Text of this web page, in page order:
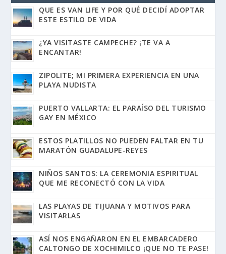
QUE ES VAN LIFE Y POR QUÉ DECIDÍ ADOPTAR
ESTE ESTILO DE VIDA
¿YA VISITASTE CAMPECHE? ¡TE VA A
ENCANTAR!
ZIPOLITE; MI PRIMERA EXPERIENCIA EN UNA
PLAYA NUDISTA
PUERTO VALLARTA: EL PARAÍSO DEL TURISMO
GAY EN MÉXICO
ESTOS PLATILLOS NO PUEDEN FALTAR EN TU
MARATÓN GUADALUPE-REYES
NIÑOS SANTOS: LA CEREMONIA ESPIRITUAL
QUE ME RECONECTÓ CON LA VIDA
LAS PLAYAS DE TIJUANA Y MOTIVOS PARA
VISITARLAS
ASÍ NOS ENGAÑARON EN EL EMBARCADERO
CALTONGO DE XOCHIMILCO ¡QUE NO TE PASE!